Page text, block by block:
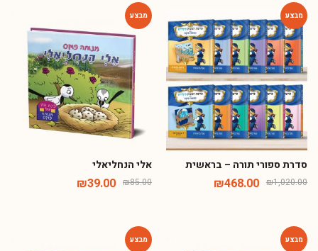
-54%
סדרת ספורי תורה – בראשית
₪1,020.00
₪468.00
אלי הנחליאלי
₪85.00
₪39.00